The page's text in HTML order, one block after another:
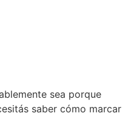
sea porque
saber cómo marcar